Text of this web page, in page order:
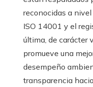
reconocidas a
ISO 14001 y el
última, de carácter
promueve una
desempeño
transparencia